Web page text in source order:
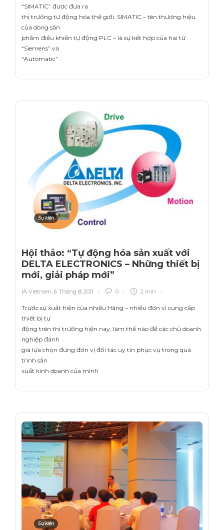
“SIMATIC” được đưa ra
thị trường tự động hóa thế giới. SIMATIC – tên thương hiệu
của dòng sản
phẩm điều khiển tự động PLC – là sự kết hợp của hai từ
“Siemens” và
“Automatic”
Sự kiện
Hội thảo: “Tự động hóa sản xuất với
DELTA ELECTRONICS – Những thiết bị
mới, giải pháp mới”
IA Vietnam 6 Tháng 8, 2011 0 2 min
Trước sự xuất hiện của nhiều Hãng – nhiều đơn vị cung cấp
thiết bị tự
động trên thị trường hiện nay, làm thế nào để các chủ doanh
nghiệp đánh
giá lựa chọn đúng đơn vị đối tác uy tín phục vụ trong quá
trình sản
xuất kinh doanh của mình
Sự kiện